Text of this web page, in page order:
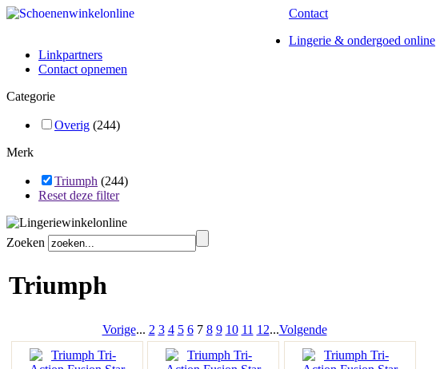
Contact
Lingerie & ondergoed online
Linkpartners
Contact opnemen
Categorie
Overig (244)
Merk
Triumph (244)
Reset deze filter
Zoeken
Triumph
Vorige... 2 3 4 5 6 7 8 9 10 11 12...Volgende